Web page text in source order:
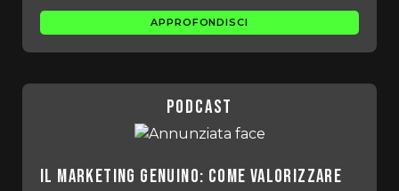
APPROFONDISCI
podcast
Il marketing genuino: come valorizzare